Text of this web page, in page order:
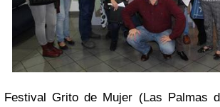
Festival Grito de Mujer (Las Palmas